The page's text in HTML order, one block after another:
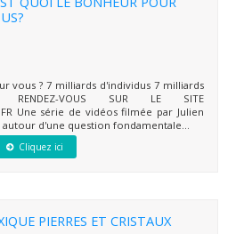
vous ? 7 milliards d'individus 7 milliards
RENDEZ-VOUS SUR LE SITE
Une série de vidéos filmée par Julien
d'une question fondamentale...
Cliquez ici
PIERRES ET CRISTAUX